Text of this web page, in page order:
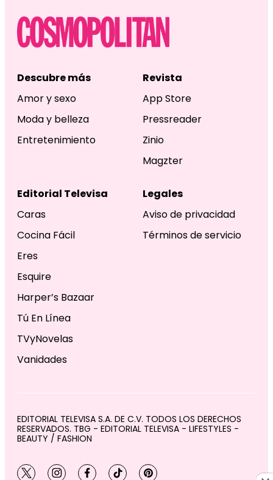
Descubre más
Amor y sexo
Moda y belleza
Entretenimiento
Revista
App Store
Pressreader
Zinio
Magzter
Editorial Televisa
Caras
Cocina Fácil
Eres
Esquire
Harper’s Bazaar
Tú En Línea
TVyNovelas
Vanidades
Legales
Aviso de privacidad
Términos de servicio
EDITORIAL TELEVISA S.A. DE C.V. TODOS LOS DERECHOS
RESERVADOS. TBG - EDITORIAL TELEVISA - LIFESTYLES -
BEAUTY / FASHION